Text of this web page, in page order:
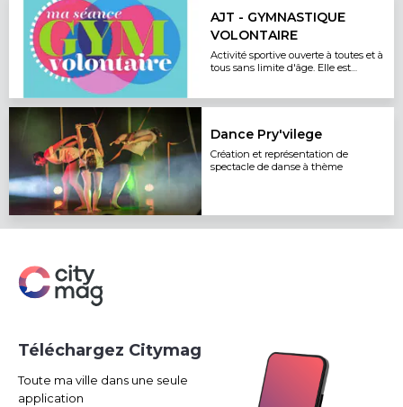
AJT - GYMNASTIQUE
VOLONTAIRE
Activité sportive ouverte à toutes et à
tous sans limite d'âge. Elle est
musculation, le cardio, le Pilates...
Dance Pry'vilege
Création et représentation de
spectacle de danse à thème
Téléchargez Citymag
Toute ma ville dans une seule
application